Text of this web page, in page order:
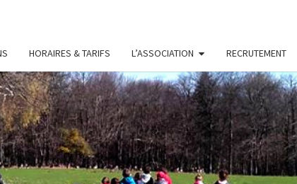
HORAIRES & TARIFS L’ASSOCIATION RECRUTEMENT